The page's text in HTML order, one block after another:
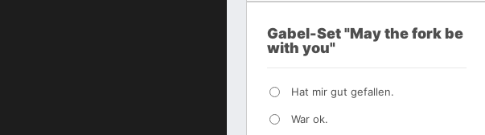
Gabel-Set "May the fork be
with you"
Hat mir gut gefallen.
War ok.